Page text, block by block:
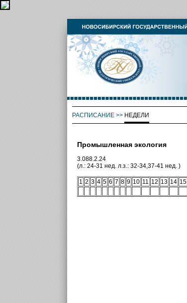
РАСПИСАНИЕ>> НЕДЕЛИ
Промышленная экология
3.088.2.24
(л.: 24-31 нед. л.з.: 32-34,37-41 нед. )
1 2 3 4 5 6 7 8 9 10 11 12 13 14 15